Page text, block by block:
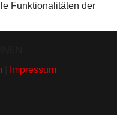
Funktionalitäten der
Impressum